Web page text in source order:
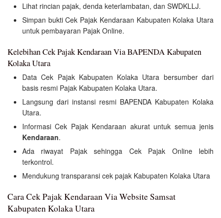
Lihat rincian pajak, denda keterlambatan, dan SWDKLLJ.
Simpan bukti Cek Pajak Kendaraan Kabupaten Kolaka Utara
untuk pembayaran Pajak Online.
Kelebihan Cek Pajak Kendaraan Via BAPENDA Kabupaten
Kolaka Utara
Data Cek Pajak Kabupaten Kolaka Utara bersumber dari
basis resmi Pajak Kabupaten Kolaka Utara.
Langsung dari instansi resmi BAPENDA Kabupaten Kolaka
Utara.
Informasi Cek Pajak Kendaraan akurat untuk semua jenis
Kendaraan.
Ada riwayat Pajak sehingga Cek Pajak Online lebih
terkontrol.
Mendukung transparansi cek pajak Kabupaten Kolaka Utara
Cara Cek Pajak Kendaraan Via Website Samsat
Kabupaten Kolaka Utara